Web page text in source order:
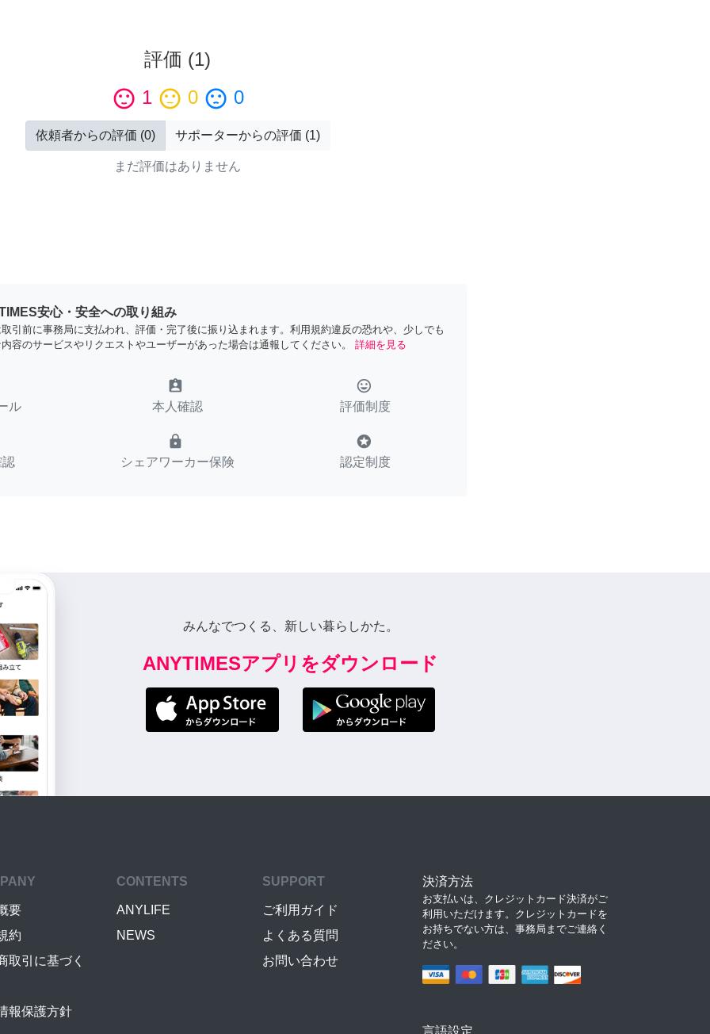
評価 (1)
sentiment_satisfied 1 sentiment_neutral 0 sentiment_dissatisfied 0
依頼者からの評価 (0) サポーターからの評価 (1)
まだ評価はありません
安心・安全への取り組み
引前に事務局に支払われ、評価・完了後に振り込まれます。利用規約違反の恐れや、少しでも
容のサービスやリクエストやユーザーがあった場合は通報してください。
詳細を見る
ル
assignment_ind
本人確認
tag_faces
評価制度
lock
シェアワーカー保険
stars
認定制度
みんなでつくる、新しい暮らしかた。
ANYTIMESアプリをダウンロード
要
約
取引に基づく
報保護方針
CONTENTS
ANYLIFE
NEWS
SUPPORT
ご利用ガイド
よくある質問
お問い合わせ
決済方法
お支払いは、クレジットカード決済がご
利用いただけます。クレジットカードを
お持ちでない方は、事務局までご連絡く
ださい。